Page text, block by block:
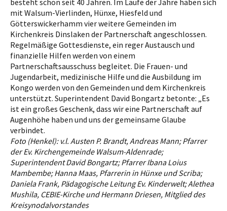
besteht schon seit 40 Jahren. Im Laufe der Jahre haben sich
mit Walsum-Vierlinden, Hünxe, Hiesfeld und
Götterswickerhamm vier weitere Gemeinden im
Kirchenkreis Dinslaken der Partnerschaft angeschlossen.
Regelmäßige Gottesdienste, ein reger Austausch und
finanzielle Hilfen werden von einem
Partnerschaftsausschuss begleitet. Die Frauen- und
Jugendarbeit, medizinische Hilfe und die Ausbildung im
Kongo werden von den Gemeinden und dem Kirchenkreis
unterstützt. Superintendent David Bongartz betonte: „Es
ist ein großes Geschenk, dass wir eine Partnerschaft auf
Augenhöhe haben und uns der gemeinsame Glaube
verbindet.
Foto (Henkel): v.l. Austen P. Brandt, Andreas Mann; Pfarrer
der Ev. Kirchengemeinde Walsum-Aldenrade;
Superintendent David Bongartz; Pfarrer Ibana Loius
Mambembe; Hanna Maas, Pfarrerin in Hünxe und Scriba;
Daniela Frank, Pädagogische Leitung Ev. Kinderwelt; Alethea
Mushila, CEBIE-Kirche und Hermann Driesen, Mitglied des
Kreisynodalvorstandes